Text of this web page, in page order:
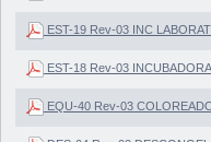
EST-19 Rev-03 INC
EST-18 Rev-03
EQU-40 Rev-03